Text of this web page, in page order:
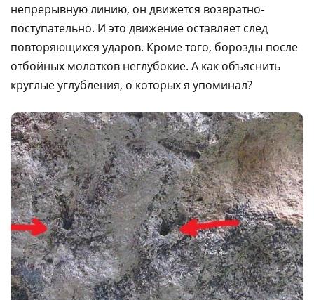
непрерывную линию, он движется возвратно-
поступательно. И это движение оставляет след
повторяющихся ударов. Кроме того, борозды после
отбойных молотков неглубокие. А как объяснить
круглые углубления, о которых я упоминал?